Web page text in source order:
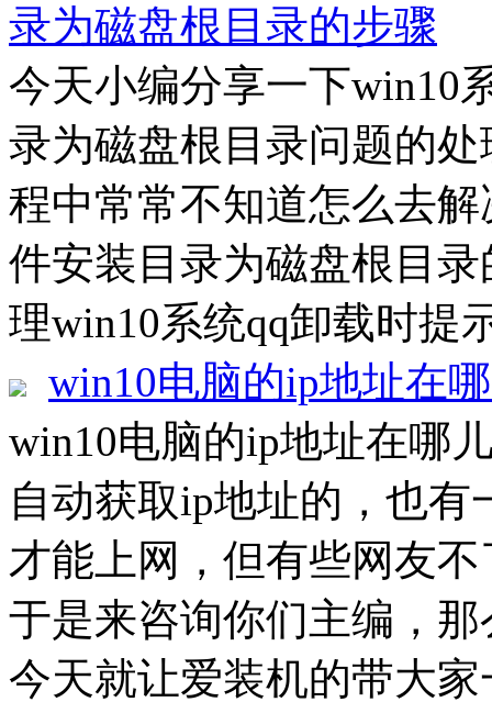
录为磁盘根目录的步骤
今天小编分享一下win10
录为磁盘根目录问题的
程中常常不知道怎么去
件安装目录为磁盘根目
理win10系统qq卸载时提
win10电脑的ip地址在
win10电脑的ip地址在哪
自动获取ip地址的，也
才能上网，但有些网友
于是来咨询你们主编，
今天就让爱装机的带大